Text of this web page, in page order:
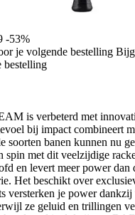
-53%
je volgende bestelling
bestelling
is verbeterd met
bij impact combineert
soorten banen kunnen nu
spin met dit veelzijdige
en levert meer power dan
Het beschikt over
versterken je power dankzij
ze geluid en trillingen